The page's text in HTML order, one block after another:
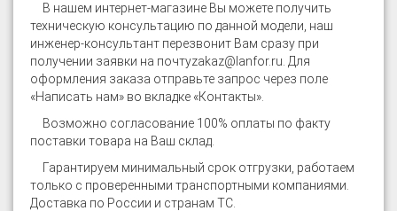
В нашем интернет-магазине Вы можете получить
техническую консультацию по данной модели, наш
инженер-консультант перезвонит Вам сразу при
получении заявки на почтуzakaz@lanfor.ru . Для
оформления заказа отправьте запрос через поле
«Написать нам» во вкладке «Контакты».
Возможно согласование 100% оплаты по факту
поставки товара на Ваш склад.
Гарантируем минимальный срок отгрузки, работаем
только с проверенными транспортными компаниями.
Доставка по России и странам ТС.